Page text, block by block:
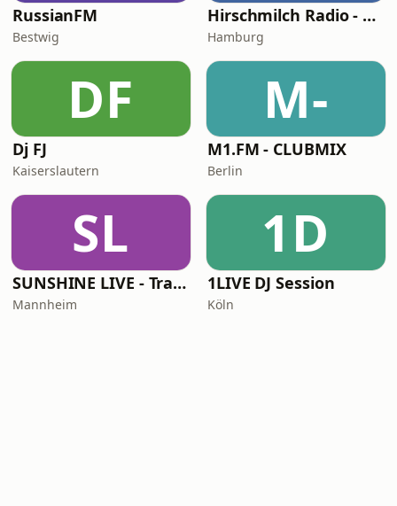
RussianFM
Bestwig
Hirschmilch Radio - Progressive
Hamburg
DF
Dj FJ
Kaiserslautern
M-
M1.FM - CLUBMIX
Berlin
SL
SUNSHINE LIVE - Trance
Mannheim
1D
1LIVE DJ Session
Köln